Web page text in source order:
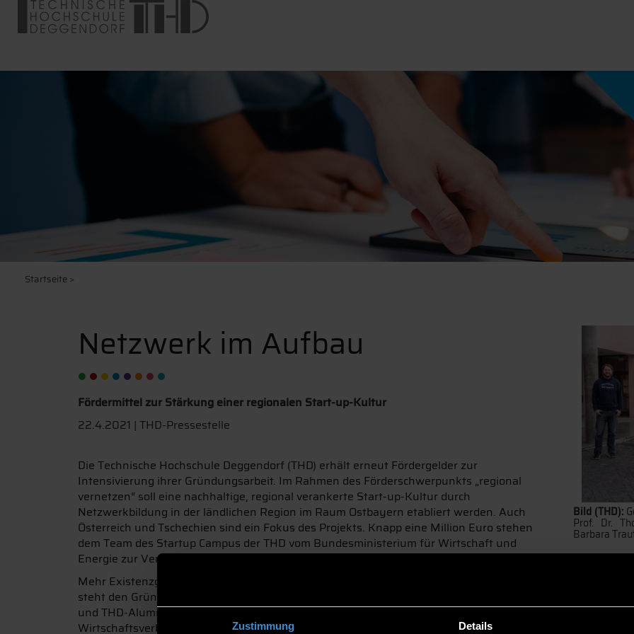
Zustimmung Details
Startseite>
Bild (THD):
Prof. Dr.
Barbara
Netzwerk im Aufbau
Fördermittel zur Stärkung einer regionalen Start-up-Kultur
22.4.2021 | THD-Pressestelle
Die Technische Hochschule Deggendorf (THD) erhält erneut Fördergelder zur
Intensivierung ihrer Gründungsarbeit. Im Rahmen des Förderschwerpunkts „regional
vernetzen“ soll eine nachhaltige, regional verankerte Start-up-Kultur durch
Netzwerkbildung in der ländlichen Region im Raum Ostbayern etabliert werden. Auch
Österreich und Tschechien sind ein Fokus des Projekts. Knapp eine Million Euro stehen
dem Team des Startup Campus der THD vom Bundesministerium für Wirtschaft und
Energie zur Verfügung.
Mehr Existenzgründungen und damit mehr Arbeitsplätze für die Region will die Hochschule schaffen.
steht den Gründern dabei beratend zur Seite. Professoren und wissenschaftliche Mitarbeiter der
und THD-Alumni aus der Praxis werden als Kontakt zum Erfahrungsaustausch vermittelt. Gefragt sind
Wirtschaftsverbände, Start-ups und staatliche Institutionen der ländlichen Region, um sich am